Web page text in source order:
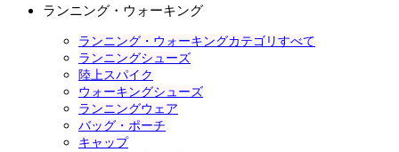
ランニング・ウォーキング
ランニング・ウォーキングカテゴリすべて
ランニングシューズ
陸上スパイク
ウォーキングシューズ
ランニングウェア
バッグ・ポーチ
キャップ